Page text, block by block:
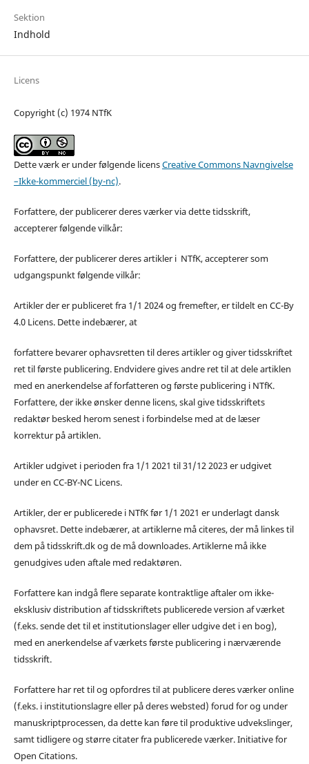
Sektion
Indhold
Licens
Copyright (c) 1974 NTfK
Dette værk er under følgende licensCreative Commons Navngivelse
–Ikke-kommerciel (by-nc).
Forfattere, der publicerer deres værker via dette tidsskrift,
accepterer følgende vilkår:
Forfattere, der publicerer deres artikler i NTfK, accepterer som
udgangspunkt følgende vilkår:
Artikler der er publiceret fra 1/1 2024 og fremefter, er tildelt en CC-By
4.0 Licens. Dette indebærer, at
forfattere bevarer ophavsretten til deres artikler og giver tidsskriftet
ret til første publicering. Endvidere gives andre ret til at dele artiklen
med en anerkendelse af forfatteren og første publicering i NTfK.
Forfattere, der ikke ønsker denne licens, skal give tidsskriftets
redaktør besked herom senest i forbindelse med at de læser
korrektur på artiklen.
Artikler udgivet i perioden fra 1/1 2021 til 31/12 2023 er udgivet
under en CC-BY-NC Licens.
Artikler, der er publicerede i NTfK før 1/1 2021 er underlagt dansk
ophavsret. Dette indebærer, at artiklerne må citeres, der må linkes til
dem på tidsskrift.dk og de må downloades. Artiklerne må ikke
genudgives uden aftale med redaktøren.
Forfattere kan indgå flere separate kontraktlige aftaler om ikke-
eksklusiv distribution af tidsskriftets publicerede version af værket
(f.eks. sende det til et institutionslager eller udgive det i en bog),
med en anerkendelse af værkets første publicering i nærværende
tidsskrift.
Forfattere har ret til og opfordres til at publicere deres værker online
(f.eks. i institutionslagre eller på deres websted) forud for og under
manuskriptprocessen, da dette kan føre til produktive udvekslinger,
samt tidligere og større citater fra publicerede værker. Initiative for
Open Citations.